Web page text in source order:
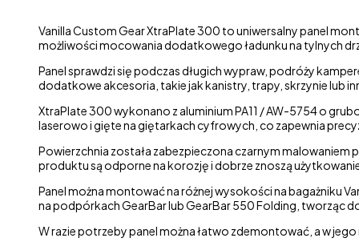
Vanilla Custom Gear XtraPlate 300 to uniwersalny panel
możliwości mocowania dodatkowego ładunku na tylnych
Panel sprawdzi się podczas długich wypraw, podróży
dodatkowe akcesoria, takie jak kanistry, trapy, skrzynie lub
XtraPlate 300 wykonano z aluminium PA11 / AW-5754 o
laserowo i gięte na giętarkach cyfrowych, co zapewnia
Powierzchnia została zabezpieczona czarnym
produktu są odporne na korozję i dobrze znoszą
Panel można montować na różnej wysokości na bagażniku
na podpórkach GearBar lub GearBar 550 Folding, tworząc
W razie potrzeby panel można łatwo zdemontować, a w